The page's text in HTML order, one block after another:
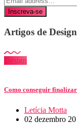
Inscreva-se
Artigos de Design
Design
Como conseguir
Letícia Motta
02 dezembro